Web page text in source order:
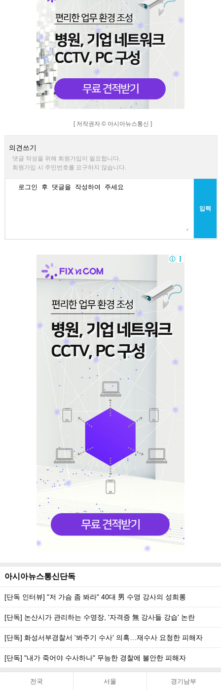
[ 저작권자 © 아시아뉴스통신 ]
의견쓰기
댓글 작성을 위해 회원가입이 필요합니다.
회원가입 시 주민번호를 요구하지 않습니다.
입력
아시아뉴스통신단독
[단독 인터뷰] "저 가슴 좀 봐라" 40대 男 수영 강사의 성희롱
[단독] 논산시가 관리하는 수영장, '자격증 無 강사들 강습' 논란
[단독] 화성서부경찰서 '봐주기 수사' 의혹…재수사 요청한 피해자
[단독] "내가 죽어야 수사하나" 무능한 경찰에 불안한 피해자
전국 서울 경기남부